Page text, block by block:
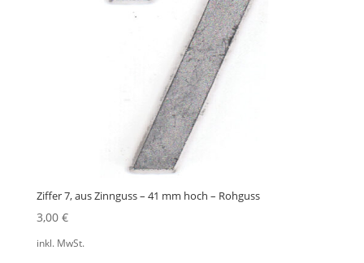
Ziffer 7, aus Zinnguss – 41 mm hoch – Rohguss
3,00 €
inkl. MwSt.